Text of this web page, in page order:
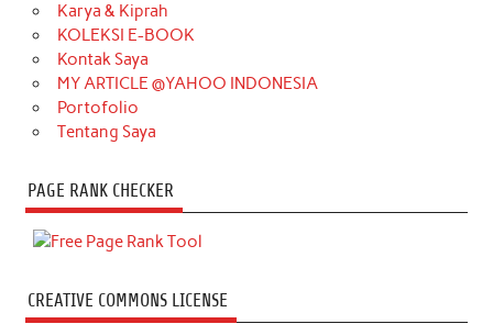
Karya & Kiprah
KOLEKSI E-BOOK
Kontak Saya
MY ARTICLE @YAHOO INDONESIA
Portofolio
Tentang Saya
PAGE RANK CHECKER
CREATIVE COMMONS LICENSE